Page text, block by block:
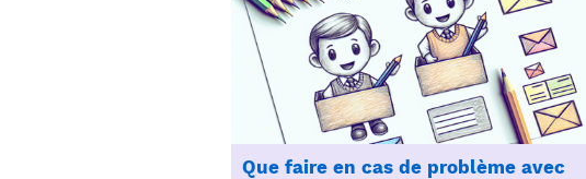
Que faire en cas de problème avec